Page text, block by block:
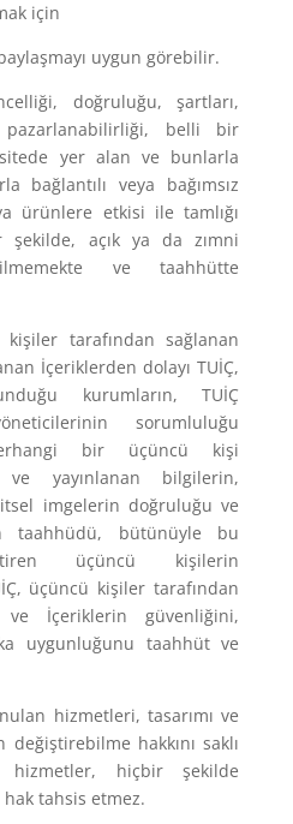
için
uygun görebilir.
doğruluğu, şartları,
pazarlanabilirliği, belli bir
yer alan ve bunlarla
bağlantılı veya bağımsız
ürünlere etkisi ile tamlığı
şekilde, açık ya da zımni
ve taahhütte
tarafından sağlanan
İçeriklerden dolayı TUİÇ,
kurumların, TUİÇ
sorumluluğu
bir üçüncü kişi
ve yayınlanan bilgilerin,
imgelerin doğruluğu ve
taahhüdü, bütünüyle bu
üçüncü kişilerin
üçüncü kişiler tarafından
İçeriklerin güvenliğini,
uygunluğunu taahhüt ve
hizmetleri, tasarımı ve
hakkını saklı
hizmetler, hiçbir şekilde
hak tahsis etmez.